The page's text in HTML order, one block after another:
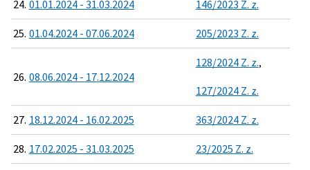
24. 01.01.2024 - 31.03.2024 146/2023 Z. z.
25. 01.04.2024 - 07.06.2024 205/2023 Z. z.
26. 08.06.2024 - 17.12.2024
128/2024 Z. z.,
127/2024 Z. z.
27. 18.12.2024 - 16.02.2025 363/2024 Z. z.
28. 17.02.2025 - 31.03.2025 23/2025 Z. z.